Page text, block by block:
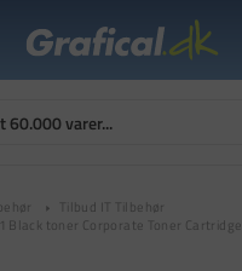
Tilbud IT Tilbehør
Black toner Corporate Toner Cartridge